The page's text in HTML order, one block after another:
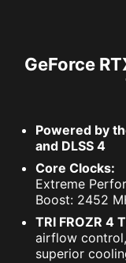
GeForce
Powered by
and DLSS 4
Core Clocks:
Extreme
Boost: 2452
TRI FROZR 4
airflow
superior